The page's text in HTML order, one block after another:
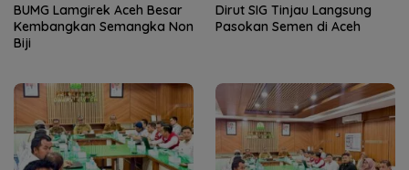
BUMG Lamgirek Aceh Besar
Kembangkan Semangka Non
Biji
Dirut SIG Tinjau Langsung
Pasokan Semen di Aceh